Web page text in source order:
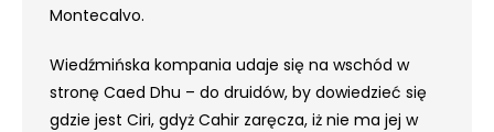
Montecalvo.
Wiedźmińska kompania udaje się na wschód w
stronę Caed Dhu – do druidów, by dowiedzieć się
gdzie jest Ciri, gdyż Cahir zaręcza, iż nie ma jej w